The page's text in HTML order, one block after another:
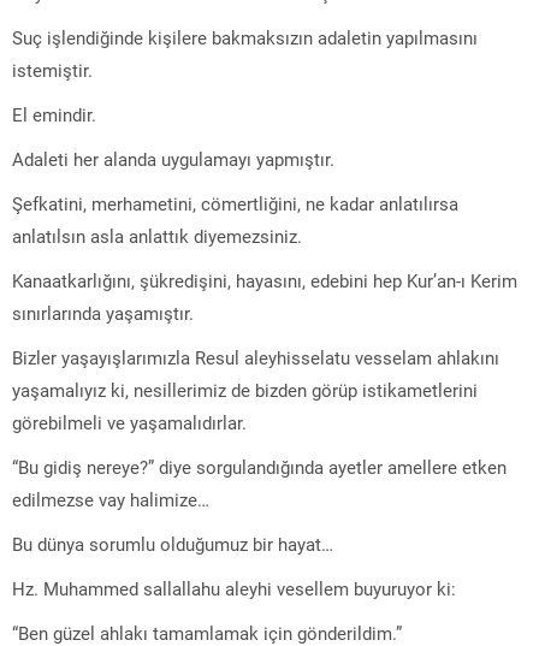
Suç işlendiğinde kişilere bakmaksızın adaletin yapılmasını
istemiştir.
El emindir.
Adaleti her alanda uygulamayı yapmıştır.
Şefkatini, merhametini, cömertliğini, ne kadar anlatılırsa
anlatılsın asla anlattık diyemezsiniz.
Kanaatkarlığını, şükredişini, hayasını, edebini hep Kur’an-ı Kerim
sınırlarında yaşamıştır.
Bizler yaşayışlarımızla Resul aleyhisselatu vesselam ahlakını
yaşamalıyız ki, nesillerimiz de bizden görüp istikametlerini
görebilmeli ve yaşamalıdırlar.
“Bu gidiş nereye?” diye sorgulandığında ayetler amellere etken
edilmezse vay halimize…
Bu dünya sorumlu olduğumuz bir hayat…
Hz. Muhammed sallallahu aleyhi vesellem buyuruyor ki:
“Ben güzel ahlakı tamamlamak için gönderildim.”